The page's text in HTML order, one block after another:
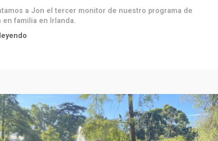
a Jon el tercer monitor de nuestro programa de
en familia en Irlanda.